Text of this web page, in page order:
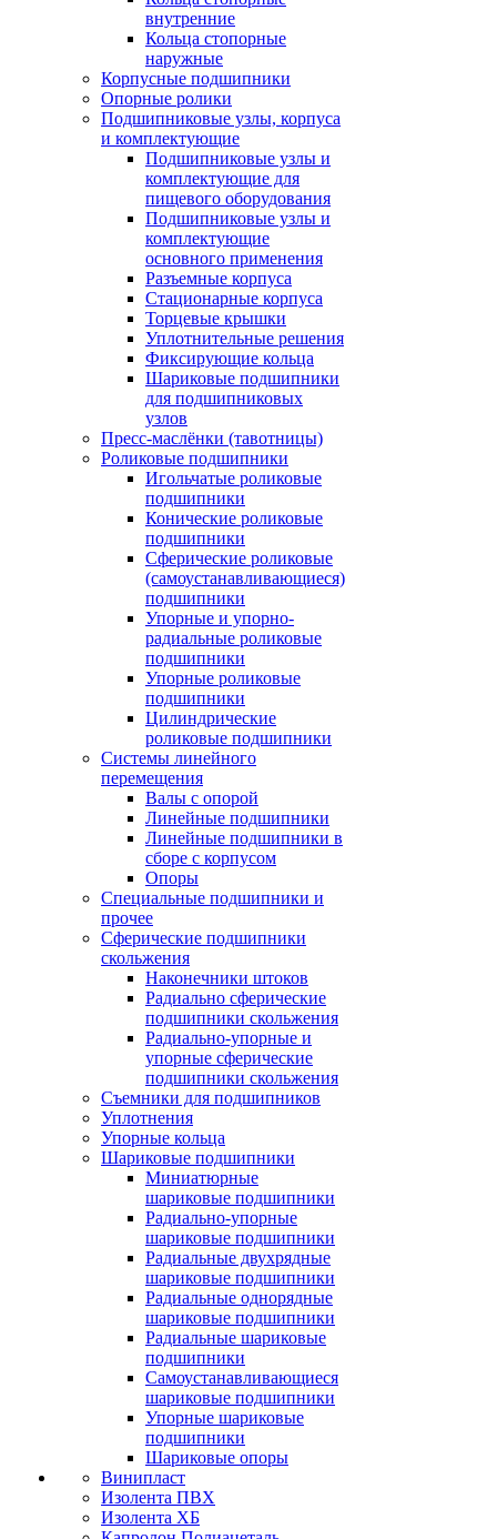
внутренние
Кольца стопорные
наружные
Корпусные подшипники
Опорные ролики
Подшипниковые узлы, корпуса
и комплектующие
Подшипниковые узлы и
комплектующие для
пищевого оборудования
Подшипниковые узлы и
комплектующие
основного применения
Разъемные корпуса
Стационарные корпуса
Торцевые крышки
Уплотнительные решения
Фиксирующие кольца
Шариковые подшипники
для подшипниковых
узлов
Пресс-маслёнки (тавотницы)
Роликовые подшипники
Игольчатые роликовые
подшипники
Конические роликовые
подшипники
Сферические роликовые
(самоустанавливающиеся)
подшипники
Упорные и упорно-
радиальные роликовые
подшипники
Упорные роликовые
подшипники
Цилиндрические
роликовые подшипники
Системы линейного
перемещения
Валы с опорой
Линейные подшипники
Линейные подшипники в
сборе с корпусом
Опоры
Специальные подшипники и
прочее
Сферические подшипники
скольжения
Наконечники штоков
Радиально сферические
подшипники скольжения
Радиально-упорные и
упорные сферические
подшипники скольжения
Съемники для подшипников
Уплотнения
Упорные кольца
Шариковые подшипники
Миниатюрные
шариковые подшипники
Радиально-упорные
шариковые подшипники
Радиальные двухрядные
шариковые подшипники
Радиальные однорядные
шариковые подшипники
Радиальные шариковые
подшипники
Самоустанавливающиеся
шариковые подшипники
Упорные шариковые
подшипники
Шариковые опоры
Винипласт
Изолента ПВХ
Изолента ХБ